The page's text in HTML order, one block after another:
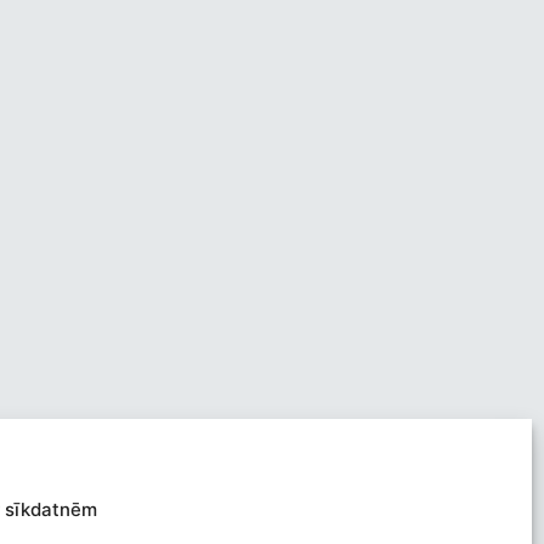
sīkdatnēm